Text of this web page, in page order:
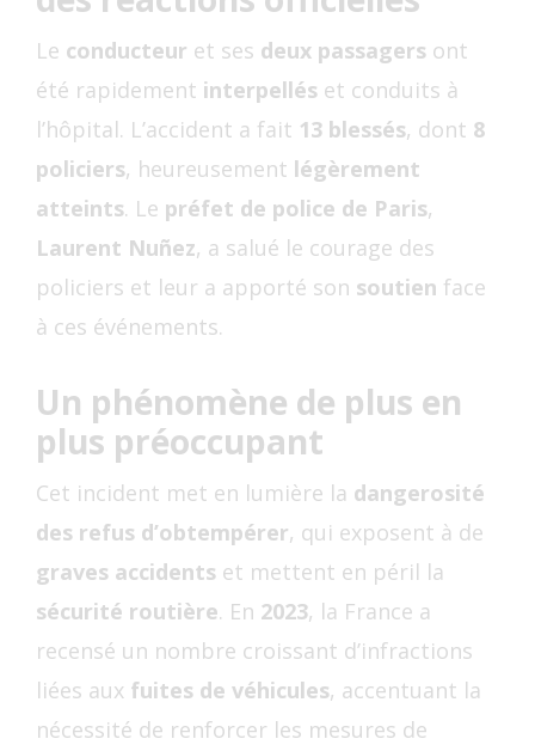
Le conducteur et ses deux passagers ont
été rapidement interpellés et conduits à
l’hôpital. L’accident a fait 13 blessés, dont 8
policiers, heureusement légèrement
atteints. Le préfet de police de Paris,
Laurent Nuñez, a salué le courage des
policiers et leur a apporté son soutien face
à ces événements.
Un phénomène de plus en
plus préoccupant
Cet incident met en lumière la dangerosité
des refus d’obtempérer, qui exposent à de
graves accidents et mettent en péril la
sécurité routière. En 2023, la France a
recensé un nombre croissant d’infractions
liées aux fuites de véhicules, accentuant la
nécessité de renforcer les mesures de